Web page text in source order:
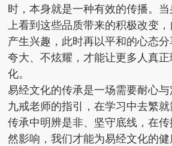
时，本身就是一种有效的传播。
上看到这些品质带来的积极改变
产生兴趣，此时再以平和的心态
夸大、不炫耀，才能让更多人真
化。
易经文化的传承是一场需要耐心
九戒老师的指引，在学习中去繁
传承中明辨是非、坚守底线，在
然影响，我们才能为易经文化的